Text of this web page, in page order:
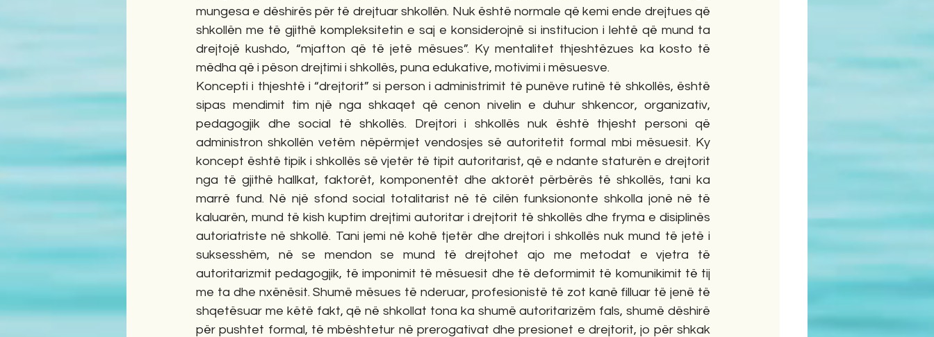
mungesa e dëshirës për të drejtuar shkollën. Nuk është normale që kemi ende drejtues që
shkollën me të gjithë kompleksitetin e saj e konsiderojnë si institucion i lehtë që mund ta
drejtojë kushdo, “mjafton që të jetë mësues”. Ky mentalitet thjeshtëzues ka kosto të
mëdha që i pëson drejtimi i shkollës, puna edukative, motivimi i mësuesve.
Koncepti i thjeshtë i “drejtorit” si person i administrimit të punëve rutinë të shkollës, është
sipas mendimit tim një nga shkaqet që cenon nivelin e duhur shkencor, organizativ,
pedagogjik dhe social të shkollës. Drejtori i shkollës nuk është thjesht personi që
administron shkollën vetëm nëpërmjet vendosjes së autoritetit formal mbi mësuesit. Ky
koncept është tipik i shkollës së vjetër të tipit autoritarist, që e ndante staturën e drejtorit
nga të gjithë hallkat, faktorët, komponentët dhe aktorët përbërës të shkollës, tani ka
marrë fund. Në një sfond social totalitarist në të cilën funksiononte shkolla jonë në të
kaluarën, mund të kish kuptim drejtimi autoritar i drejtorit të shkollës dhe fryma e disiplinës
autoriatriste në shkollë. Tani jemi në kohë tjetër dhe drejtori i shkollës nuk mund të jetë i
suksesshëm, në se mendon se mund të drejtohet ajo me metodat e vjetra të
autoritarizmit pedagogjik, të imponimit të mësuesit dhe të deformimit të komunikimit të tij
me ta dhe nxënësit. Shumë mësues të nderuar, profesionistë të zot kanë filluar të jenë të
shqetësuar me këtë fakt, që në shkollat tona ka shumë autoritarizëm fals, shumë dëshirë
për pushtet formal, të mbështetur në prerogativat dhe presionet e drejtorit, jo për shkak